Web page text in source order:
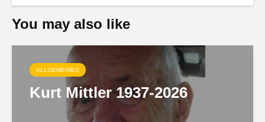
You may also like
ALLGEMEINES
Kurt Mittler 1937-2026